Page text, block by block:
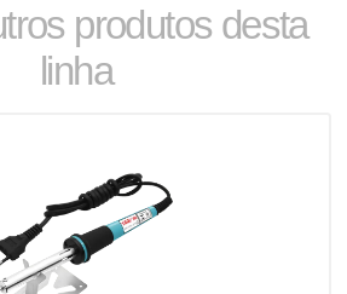
produtos desta
linha